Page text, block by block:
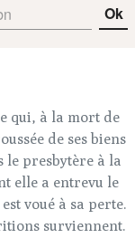
Ok
qui, à la mort de
de ses biens
le presbytère à la
elle a entrevu le
voué à sa perte.
surviennent.